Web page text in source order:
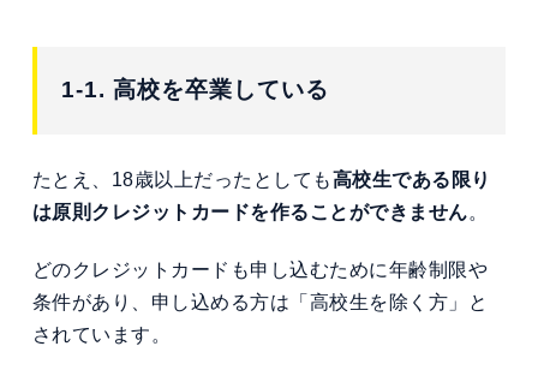
1-1. 高校を卒業している
たとえ、18歳以上だったとしても高校生である限り
は原則クレジットカードを作ることができません。
どのクレジットカードも申し込むために年齢制限や
条件があり、申し込める方は「高校生を除く方」と
されています。